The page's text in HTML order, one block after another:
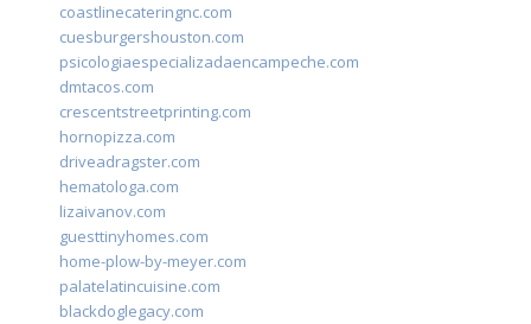
coastlinecateringnc.com
cuesburgershouston.com
psicologiaespecializadaencampeche.com
dmtacos.com
crescentstreetprinting.com
hornopizza.com
driveadragster.com
hematologa.com
lizaivanov.com
guesttinyhomes.com
home-plow-by-meyer.com
palatelatincuisine.com
blackdoglegacy.com